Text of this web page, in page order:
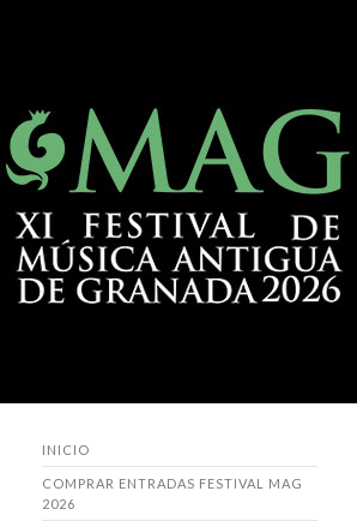
INICIO
COMPRAR ENTRADAS FESTIVAL MAG
2026